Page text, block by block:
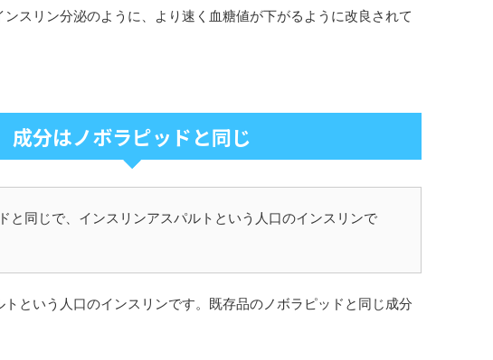
スリン分泌のように、より速く血糖値が下がるように改良されて
成分はノボラピッドと同じ
と同じで、インスリンアスパルトという人口のインスリンで
という人口のインスリンです。既存品のノボラピッドと同じ成分